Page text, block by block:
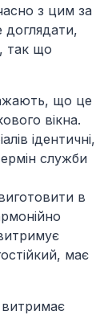
з цим за
доглядати,
так що
що це
вікна.
ідентичні,
служби
в
має
витримає